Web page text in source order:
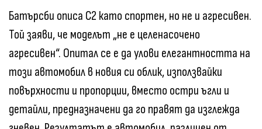
Батърсби описа C2 като спортен, но не и агресивен.
Той заяви, че моделът „не е целенасочено
агресивен“. Опитал се е да улови елегантността на
този автомобил в новия си облик, използвайки
повърхности и пропорции, вместо остри ъгли и
детайли, предназначени да го правят да изглежда